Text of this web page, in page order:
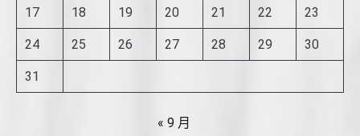
17 18 19 20 21 22 23
24 25 26 27 28 29 30
31
« 9 月